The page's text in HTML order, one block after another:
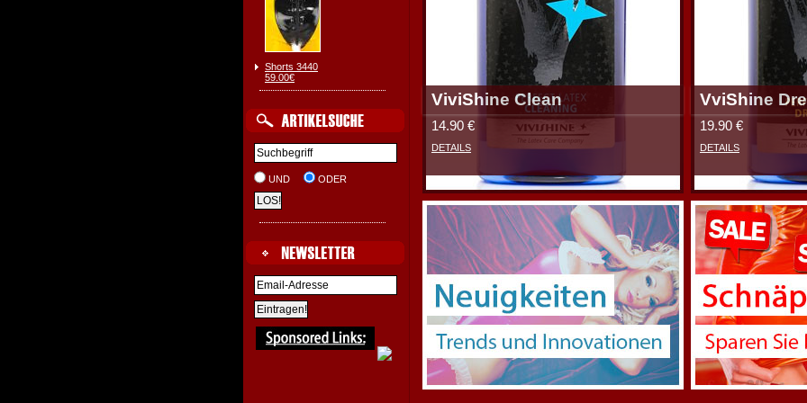
Shorts 3440
59.00€
UND ODER
ViviShine Clean
14.90 €
DETAILS
VviShine
19.90 €
DETAILS